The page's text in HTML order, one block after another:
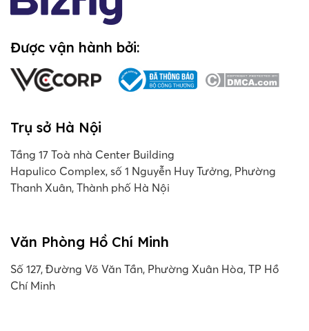
Được vận hành bởi:
Trụ sở Hà Nội
Tầng 17 Toà nhà Center Building
Hapulico Complex, số 1 Nguyễn Huy Tưởng, Phường
Thanh Xuân, Thành phố Hà Nội
Văn Phòng Hồ Chí Minh
Số 127, Đường Võ Văn Tần, Phường Xuân Hòa, TP Hồ
Chí Minh